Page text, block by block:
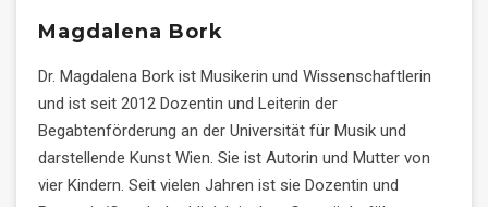
Magdalena Bork
Dr. Magdalena Bork ist Musikerin und Wissenschaftlerin
und ist seit 2012 Dozentin und Leiterin der
Begabtenförderung an der Universität für Musik und
darstellende Kunst Wien. Sie ist Autorin und Mutter von
vier Kindern. Seit vielen Jahren ist sie Dozentin und